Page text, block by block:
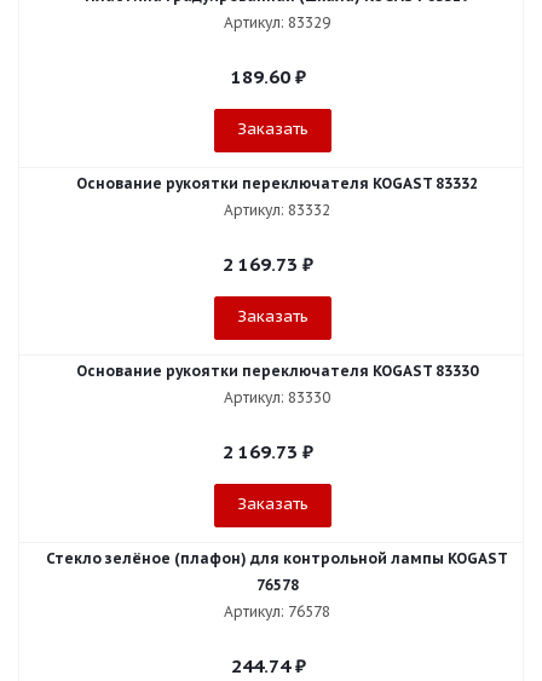
Артикул: 83329
189.60₽
Заказать
Основание рукоятки переключателя KOGAST 83332
Артикул: 83332
2 169.73 ₽
Заказать
Основание рукоятки переключателя KOGAST 83330
Артикул: 83330
2 169.73 ₽
Заказать
Стекло зелёное (плафон) для контрольной лампы KOGAST
76578
Артикул: 76578
244.74₽